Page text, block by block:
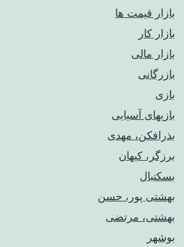
بازار قیمت ها
بازار کار
بازار مالی
بازرگانی
بازی
بازیهای آسیایی
بذرافکن، مهدی
برزگر، کیهان
بسکتبال
بهشتی پور، حسن
بهشتی، مرتضی
بوشهر